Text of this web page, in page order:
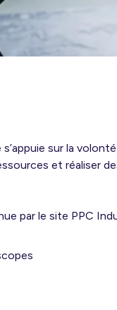
sur la
et réaliser
par le site PPC